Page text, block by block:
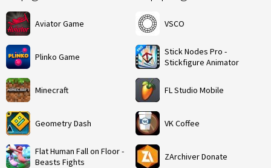
Aviator Game
Plinko Game
Minecraft
Geometry Dash
Flat Human Fall on Floor -
Beasts Fights
VSCO
Stick Nodes Pro -
Stickfigure Animator
FL Studio Mobile
VK Coffee
ZArchiver Donate